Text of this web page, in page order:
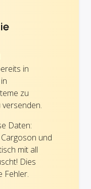
in
zu
Daten:
und
mit all
Dies
Fehler.